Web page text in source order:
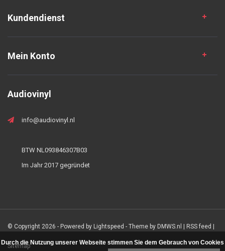
Kundendienst
Mein Konto
Audiovinyl
info@audiovinyl.nl
BTW NL093846307B03
Im Jahr 2017 gegründet
© Copyright 2026 - Powered by Lightspeed - Theme by DMWS.nl RSS feed
Sitemap
Durch die Nutzung unserer Webseite stimmen Sie dem Gebrauch von Cookies